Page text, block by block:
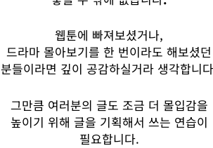
웹툰에 빠져보셨거나,
드라마 몰아보기를 한 번이라도 해보셨던
분들이라면 깊이 공감하실거라 생각합니다
그만큼 여러분의 글도 조금 더 몰입감을
높이기 위해 글을 기획해서 쓰는 연습이
필요합니다.